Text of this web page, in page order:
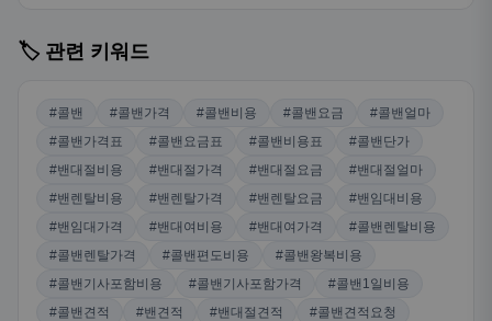
🏷️ 관련 키워드
#콜밴 #콜밴가격 #콜밴비용 #콜밴요금
#콜밴얼마
#콜밴가격표
#콜밴요금표 #콜밴비용표
#콜밴단가
#밴대절비용
#밴대절가격 #밴대절요금
#밴대절얼마
#밴렌탈비용
#밴렌탈가격 #밴렌탈요금
#밴임대비용
#밴임대가격
#밴대여비용 #밴대여가격
#콜밴렌탈비용
#콜밴렌탈가격
#콜밴편도비용
#콜밴왕복비용
#콜밴기사포함비용
#콜밴기사포함가격
#콜밴1일비용
#콜밴견적
#밴견적 #밴대절견적
#콜밴견적요청